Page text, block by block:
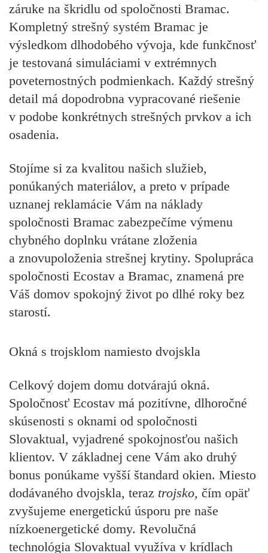
záruke na škridlu od spoločnosti Bramac.
Kompletný strešný systém Bramac je
výsledkom dlhodobého vývoja, kde funkčnosť
je testovaná simuláciami v extrémnych
poveternostných podmienkach. Každý strešný
detail má dopodrobna vypracované riešenie
v podobe konkrétnych strešných prvkov a ich
osadenia.
Stojíme si za kvalitou našich služieb,
ponúkaných materiálov, a preto v prípade
uznanej reklamácie Vám na náklady
spoločnosti Bramac zabezpečíme výmenu
chybného doplnku vrátane zloženia
a znovupoloženia strešnej krytiny. Spolupráca
spoločnosti Ecostav a Bramac, znamená pre
Váš domov spokojný život po dlhé roky bez
starostí.
Okná s trojsklom namiesto dvojskla
Celkový dojem domu dotvárajú okná.
Spoločnosť Ecostav má pozitívne, dlhoročné
skúsenosti s oknami od spoločnosti
Slovaktual, vyjadrené spokojnosťou našich
klientov. V základnej cene Vám ako druhý
bonus ponúkame vyšší štandard okien. Miesto
dodávaného dvojskla, teraz trojsko, čím opäť
zvyšujeme energetickú úsporu pre naše
nízkoenergetické domy. Revolučná
technológia Slovaktual využíva v krídlach